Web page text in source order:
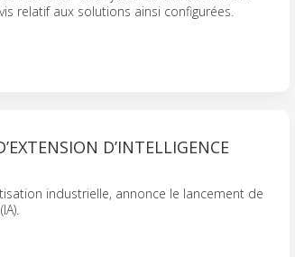
relatif aux solutions ainsi configurées.
D’INTELLIGENCE
industrielle, annonce le lancement de